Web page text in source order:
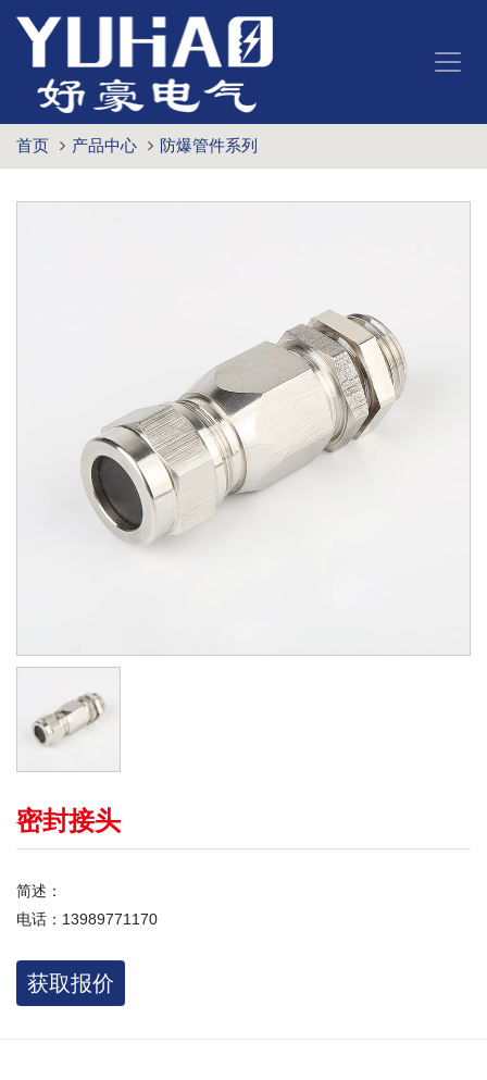
首页 产品中心 防爆管件系列
密封接头
简述：
电话：13989771170
获取报价